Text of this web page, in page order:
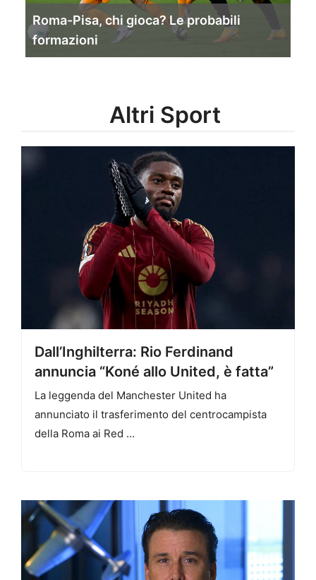
Roma-Pisa, chi gioca? Le probabili
formazioni
Altri Sport
Dall’Inghilterra: Rio Ferdinand
annuncia “Koné allo United, è fatta”
La leggenda del Manchester United ha
annunciato il trasferimento del centrocampista
della Roma ai Red …